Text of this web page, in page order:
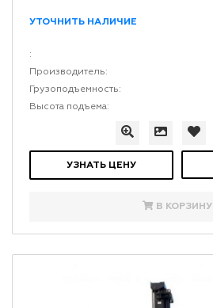
УТОЧНИТЬ НАЛИЧИЕ
:
Производитель:
Грузоподъемность:
Высота подъема:
УЗНАТЬ ЦЕНУ
В КОРЗИНУ